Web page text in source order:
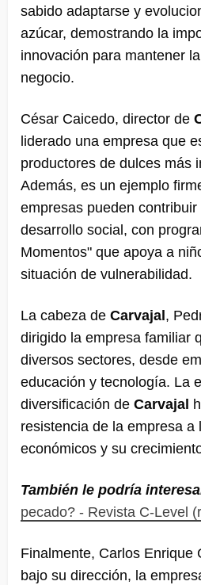
sabido adaptarse y
azúcar, demostrando la
innovación para mantener
negocio.
César Caicedo, director de
liderado una empresa que
productores de dulces más
Además, es un ejemplo
empresas pueden contribuir
desarrollo social, con
Momentos" que apoya a
situación de vulnerabilidad.
La cabeza de Carvajal ,
dirigido la empresa familiar
diversos sectores, desde
educación y tecnología. La
diversificación de Carvajal
resistencia de la empresa a
económicos y su
También le podría
pecado? - Revista C-Level
Finalmente, Carlos Enrique
bajo su dirección, la